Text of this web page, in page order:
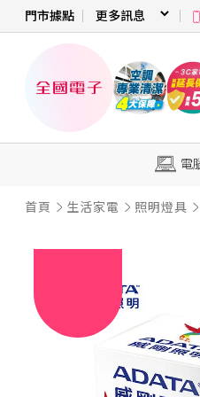
門市據點
電
首頁 生活家電 照明燈具